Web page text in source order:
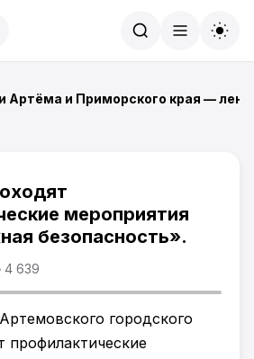
Артёма и Приморского края —
мероприятия
безопасность».
639
городского
профилактические